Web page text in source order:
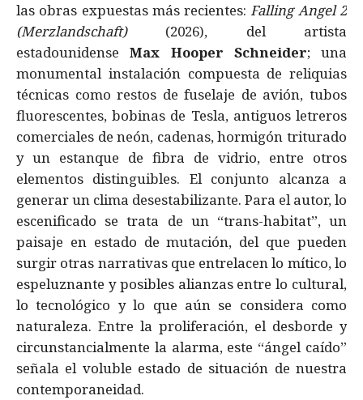
las obras expuestas más recientes:Falling Angel 2
(Merzlandschaft)(2026), del artista
estadounidenseMax Hooper Schneider; una
monumental instalación compuesta de reliquias
técnicas como restos de fuselaje de avión, tubos
fluorescentes, bobinas de Tesla, antiguos letreros
comerciales de neón, cadenas, hormigón triturado
y un estanque de fibra de vidrio, entre otros
elementos distinguibles. El conjunto alcanza a
generar un clima desestabilizante. Para el autor, lo
escenificado se trata de un “trans-habitat”, un
paisaje en estado de mutación, del que pueden
surgir otras narrativas que entrelacen lo mítico, lo
espeluznante y posibles alianzas entre lo cultural,
lo tecnológico y lo que aún se considera como
naturaleza. Entre la proliferación, el desborde y
circunstancialmente la alarma, este “ángel caído”
señala el voluble estado de situación de nuestra
contemporaneidad.